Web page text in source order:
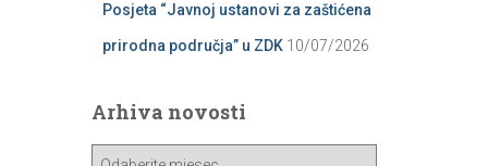
Posjeta “Javnoj ustanovi za zaštićena
prirodna područja” u ZDK 10/07/2026
Arhiva novosti